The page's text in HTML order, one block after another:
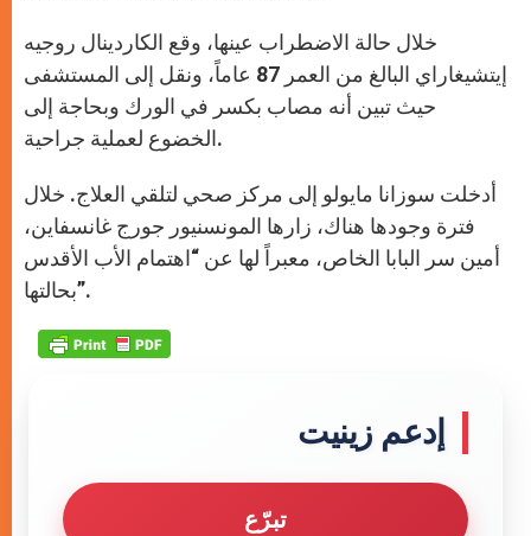
خلال حالة الاضطراب عينها، وقع الكاردينال روجيه
إيتشيغاراي البالغ من العمر 87 عاماً، ونقل إلى المستشفى
حيث تبين أنه مصاب بكسر في الورك وبحاجة إلى
الخضوع لعملية جراحية.
أدخلت سوزانا مايولو إلى مركز صحي لتلقي العلاج. خلال
فترة وجودها هناك، زارها المونسنيور جورج غانسفاين،
أمين سر البابا الخاص، معبراً لها عن “اهتمام الأب الأقدس
بحالتها”.
إدعم زينيت
تبرّع